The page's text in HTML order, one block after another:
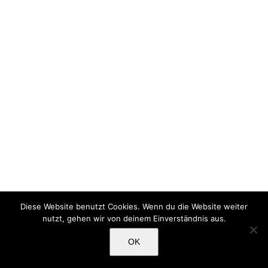
Diese Website benutzt Cookies. Wenn du die Website weiter
nutzt, gehen wir von deinem Einverständnis aus.
OK